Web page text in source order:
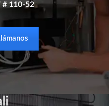
# 110-52